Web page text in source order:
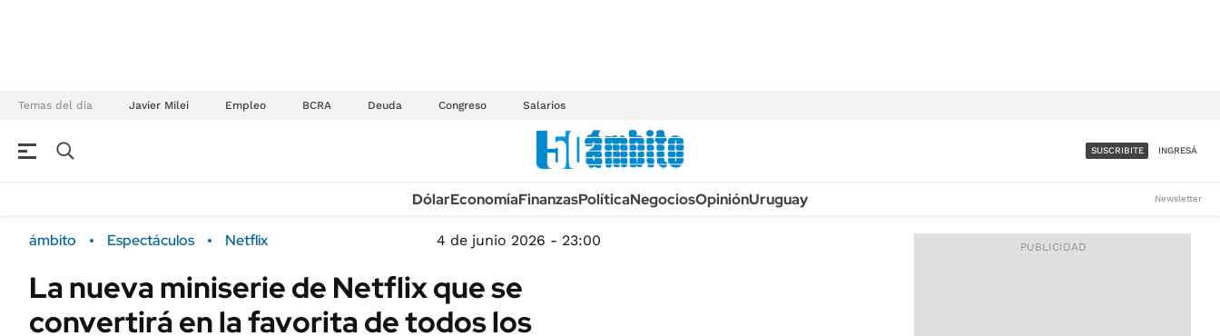
Temas del día Javier Milei Empleo BCRA Deuda Congreso Salarios
Campo
FINANZAS
Sustentabilidad
Seguros
TECNOLOGÍA
MÉXICO
MUNDO
INFORMACIÓN GENERAL
ACCESO FULL - $1.800/MES
SUSCRIBITE INGRESÁ
DólarEconomíaFinanzasPolíticaNegociosOpiniónUruguay Newsletter
ámbito Espectáculos Netflix 4 de junio 2026 - 23:00
La nueva miniserie de Netflix que se
convertirá en la favorita de todos los